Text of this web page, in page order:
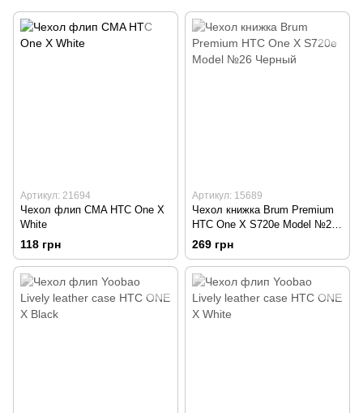
Артикул: 21694
Чехол флип CMA HTC One X
White
118 грн
Артикул: 15689
Чехол книжка Brum Premium
HTC One X S720e Model №26
Черный
269 грн